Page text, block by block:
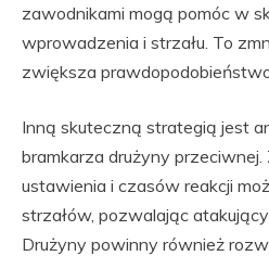
zawodnikami mogą pomóc w
wprowadzenia i strzału. To
zwiększa
Inną skuteczną strategią jest
bramkarza drużyny przeciwnej.
ustawienia i czasów reakcji
strzałów, pozwalając
Drużyny powinny również